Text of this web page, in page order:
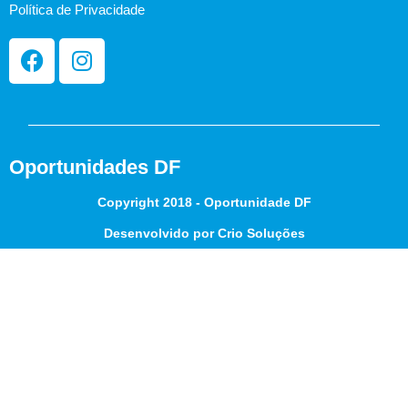
Política de Privacidade
Oportunidades DF
Copyright 2018 - Oportunidade DF
Desenvolvido por Crio Soluções